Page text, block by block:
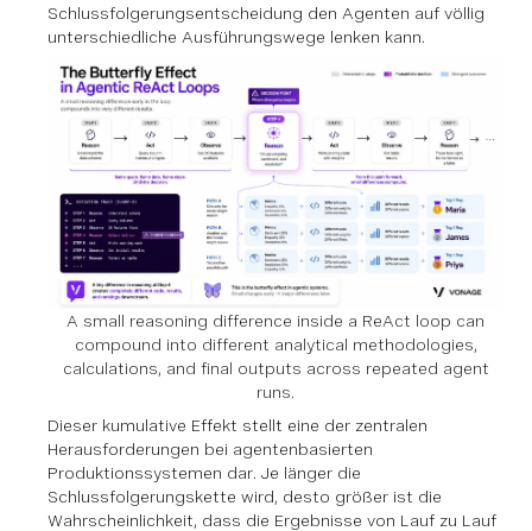
Schlussfolgerungsentscheidung den Agenten auf völlig
unterschiedliche Ausführungswege lenken kann.
A small reasoning difference inside a ReAct loop can
compound into different analytical methodologies,
calculations, and final outputs across repeated agent
runs.
Dieser kumulative Effekt stellt eine der zentralen
Herausforderungen bei agentenbasierten
Produktionssystemen dar. Je länger die
Schlussfolgerungskette wird, desto größer ist die
Wahrscheinlichkeit, dass die Ergebnisse von Lauf zu Lauf